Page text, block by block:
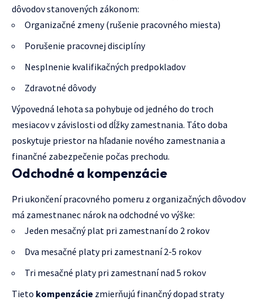
dôvodov stanovených zákonom:
Organizačné zmeny (rušenie pracovného miesta)
Porušenie pracovnej disciplíny
Nesplnenie kvalifikačných predpokladov
Zdravotné dôvody
Výpovedná lehota sa pohybuje od jedného do troch
mesiacov v závislosti od dĺžky zamestnania. Táto doba
poskytuje priestor na hľadanie nového zamestnania a
finančné zabezpečenie počas prechodu.
Odchodné a kompenzácie
Pri ukončení pracovného pomeru z organizačných dôvodov
má zamestnanec nárok na odchodné vo výške:
Jeden mesačný plat pri zamestnaní do 2 rokov
Dva mesačné platy pri zamestnaní 2-5 rokov
Tri mesačné platy pri zamestnaní nad 5 rokov
Tieto kompenzácie zmierňujú finančný dopad straty